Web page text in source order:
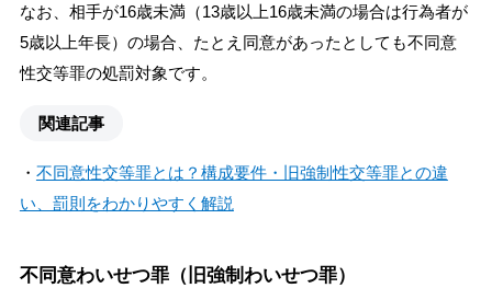
なお、相手が16歳未満（13歳以上16歳未満の場合は行為者が
5歳以上年長）の場合、たとえ同意があったとしても不同意
性交等罪の処罰対象です。
関連記事
・ 不同意性交等罪とは？構成要件・旧強制性交等罪との違
い、罰則をわかりやすく解説
不同意わいせつ罪（旧強制わいせつ罪）